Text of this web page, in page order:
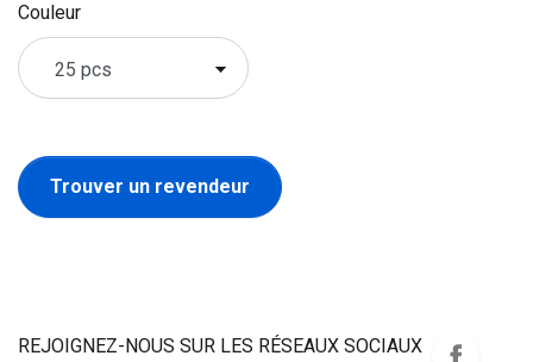
Couleur
Trouver un revendeur
REJOIGNEZ-NOUS SUR LES RÉSEAUX SOCIAUX